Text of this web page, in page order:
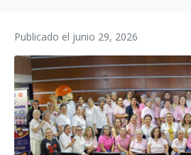
Publicado el junio 29, 2026